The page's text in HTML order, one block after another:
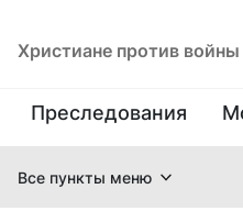
Христиане против войны
Преследования
Все пункты меню